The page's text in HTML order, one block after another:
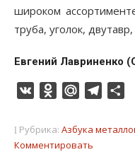
широком
труба, уголок,
Евгений Лавриненко
VK Odnoklassniki
Mail.Ru
Рубрика: Азбука
Комментировать